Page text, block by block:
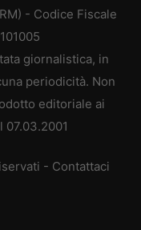
- Codice Fiscale
giornalistica, in
periodicità. Non
editoriale ai
07.03.2001
- Contattaci